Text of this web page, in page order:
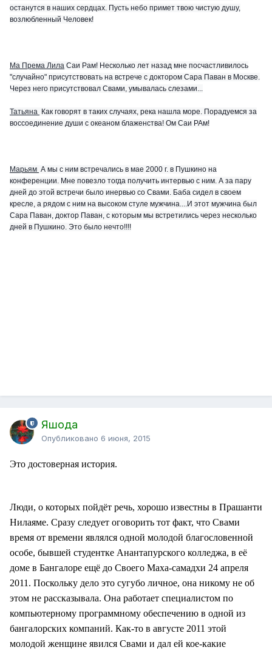
останутся в наших сердцах. Пусть небо примет твою чистую душу,
возлюбленный Человек!
Ма Према Лила Саи Рам! Несколько лет назад мне посчастливилось
"случайно" присутствовать на встрече с доктором Сара Паван в Москве.
Через него присутствовал Свами, умывалась слезами...
Татьяна Как говорят в таких случаях, река нашла море. Порадуемся за
воссоединение души с океаном блаженства! Ом Саи РАм!
Марьям А мы с ним встречались в мае 2000 г. в Пушкино на
конференции. Мне повезло тогда получить интервью с ним. А за пару
дней до этой встречи было инервью со Свами. Баба сидел в своем
кресле, а рядом с ним на высоком стуле мужчина....И этот мужчина был
Сара Паван, доктор Паван, с которым мы встретились через несколько
дней в Пушкино. Это было нечто!!!!
Яшода
Опубликовано 6 июня, 2015
Это достоверная история.
Люди, о которых пойдёт речь, хорошо известны в Прашанти
Нилаяме. Сразу следует оговорить тот факт, что Свами
время от времени являлся одной молодой благословенной
особе, бывшей студентке Анантапурского колледжа, в её
доме в Бангалоре ещё до Своего Маха-самадхи 24 апреля
2011. Поскольку дело это сугубо личное, она никому не об
этом не рассказывала. Она работает специалистом по
компьютерному программному обеспечению в одной из
бангалорских компаний. Как-то в августе 2011 этой
молодой женщине явился Свами и дал ей кое-какие